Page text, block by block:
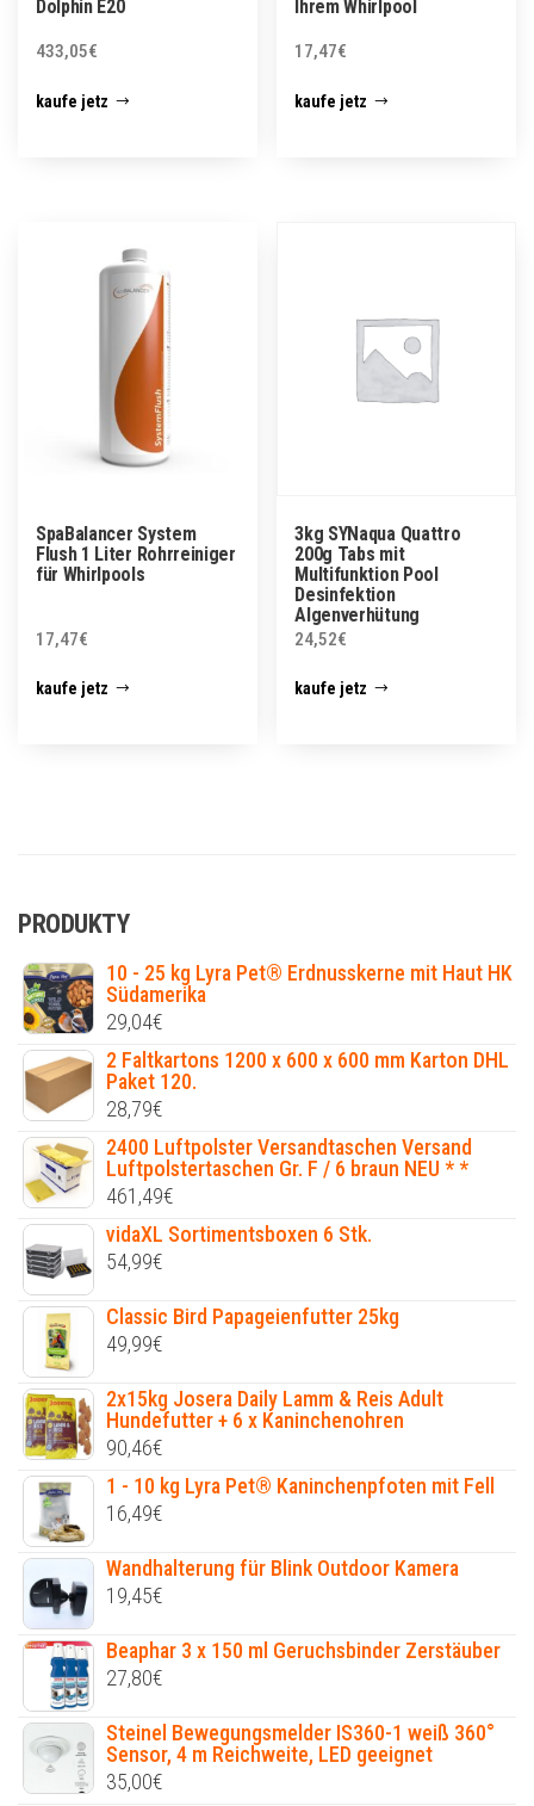
Dolphin E20
433,05€
kaufe jetz
Ihrem Whirlpool
17,47€
kaufe jetz
SpaBalancer System
Flush 1 Liter Rohrreiniger
für Whirlpools
17,47€
kaufe jetz
3kg SYNaqua Quattro
200g Tabs mit
Multifunktion Pool
Desinfektion
Algenverhütung
24,52€
kaufe jetz
PRODUKTY
10 - 25 kg Lyra Pet® Erdnusskerne mit Haut HK
Südamerika
29,04€
2 Faltkartons 1200 x 600 x 600 mm Karton DHL
Paket 120.
28,79€
2400 Luftpolster Versandtaschen Versand
Luftpolstertaschen Gr. F / 6 braun NEU * *
461,49€
vidaXL Sortimentsboxen 6 Stk.
54,99€
Classic Bird Papageienfutter 25kg
49,99€
2x15kg Josera Daily Lamm & Reis Adult
Hundefutter + 6 x Kaninchenohren
90,46€
1 - 10 kg Lyra Pet® Kaninchenpfoten mit Fell
16,49€
Wandhalterung für Blink Outdoor Kamera
19,45€
Beaphar 3 x 150 ml Geruchsbinder Zerstäuber
27,80€
Steinel Bewegungsmelder IS360-1 weiß 360°
Sensor, 4 m Reichweite, LED geeignet
35,00€